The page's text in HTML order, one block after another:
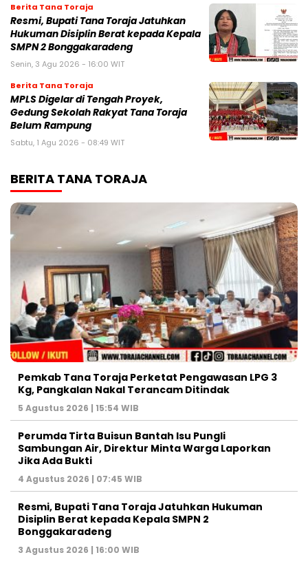
Berita Tana Toraja
Resmi, Bupati Tana Toraja Jatuhkan
Hukuman Disiplin Berat kepada Kepala
SMPN 2 Bonggakaradeng
Senin, 3 Agu 2026 - 16:00 WIT
Berita Tana Toraja
MPLS Digelar di Tengah Proyek,
Gedung Sekolah Rakyat Tana Toraja
Belum Rampung
Sabtu, 1 Agu 2026 - 08:49 WIT
BERITA TANA TORAJA
Pemkab Tana Toraja Perketat Pengawasan LPG 3
Kg, Pangkalan Nakal Terancam Ditindak
5 Agustus 2026 | 15:54 WIB
Perumda Tirta Buisun Bantah Isu Pungli
Sambungan Air, Direktur Minta Warga Laporkan
Jika Ada Bukti
4 Agustus 2026 | 07:45 WIB
Resmi, Bupati Tana Toraja Jatuhkan Hukuman
Disiplin Berat kepada Kepala SMPN 2
Bonggakaradeng
3 Agustus 2026 | 16:00 WIB